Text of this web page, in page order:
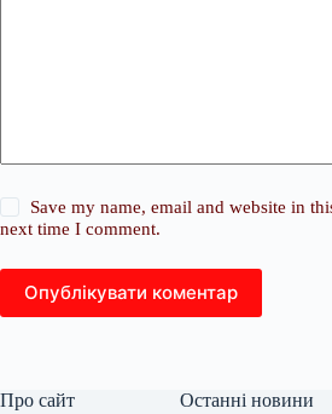
Save my name, email and website in
next time I comment.
Опублікувати коментар
Про сайт Останні новини